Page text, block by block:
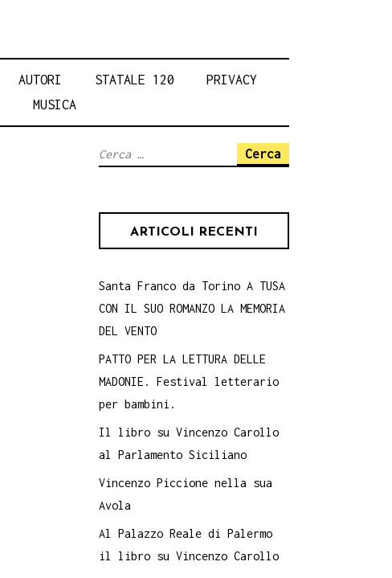
AUTORI STATALE 120
PRIVACY
MUSICA
Ricerca
ARTICOLI RECENTI
Santa Franco da Torino A TUSA
CON IL SUO ROMANZO LA MEMORIA
DEL VENTO
PATTO PER LA LETTURA DELLE
MADONIE. Festival letterario
per bambini.
Il libro su Vincenzo Carollo
al Parlamento Siciliano
Vincenzo Piccione nella sua
Avola
Al Palazzo Reale di Palermo
il libro su Vincenzo Carollo